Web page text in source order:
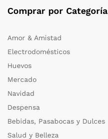
Comprar por Categoría
Amor & Amistad
Electrodomésticos
Huevos
Mercado
Navidad
Despensa
Bebidas, Pasabocas y Dulces
Salud y Belleza